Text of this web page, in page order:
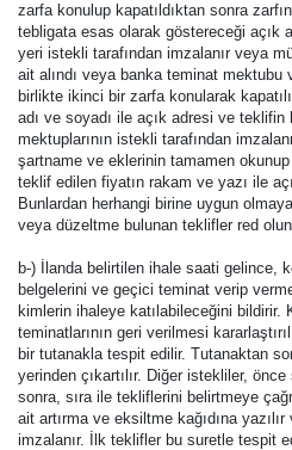
zarfa konulup kapatıldıktan sonra
tebligata esas olarak göstereceği açık
yeri istekli tarafından imzalanır veya
ait alındı veya banka teminat mektubu
birlikte ikinci bir zarfa konularak
adı ve soyadı ile açık adresi ve
mektuplarının istekli tarafından
şartname ve eklerinin tamamen
teklif edilen fiyatın rakam ve yazı ile
Bunlardan herhangi birine uygun
veya düzeltme bulunan teklifler red
b-) İlanda belirtilen ihale saati gelince,
belgelerini ve geçici teminat verip
kimlerin ihaleye katılabileceğini bildirir.
teminatlarının geri verilmesi
bir tutanakla tespit edilir. Tutanaktan
yerinden çıkartılır. Diğer istekliler,
sonra, sıra ile tekliflerini belirtmeye
ait artırma ve eksiltme kağıdına
imzalanır. İlk teklifler bu suretle tespit